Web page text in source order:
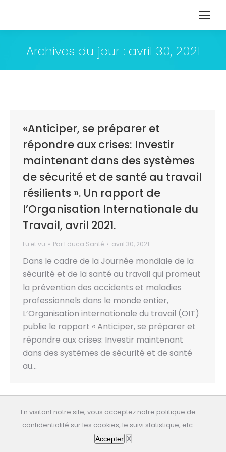
En visitant notre site, vous acceptez notre politique de
confidentialité sur les cookies, le suivi statistique, etc.
Accepter X
Archives du jour : avril 30, 2021
«Anticiper, se préparer et
répondre aux crises: Investir
maintenant dans des systèmes
de sécurité et de santé au travail
résilients ». Un rapport de
l’Organisation Internationale du
Travail, avril 2021.
Lu et vu Par Educa Santé avril 30, 2021
Dans le cadre de la Journée mondiale de la
sécurité et de la santé au travail qui promeut
la prévention des accidents et maladies
professionnels dans le monde entier,
L’Organisation internationale du travail (OIT)
publie le rapport « Anticiper, se préparer et
répondre aux crises: Investir maintenant
dans des systèmes de sécurité et de santé
au…
All rights reserved: educasante.org
Dernière mise à jour: 08/08/2026